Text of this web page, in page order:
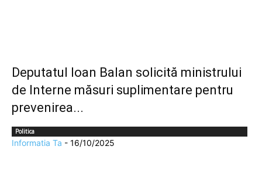
Deputatul Ioan Balan solicită ministrului
de Interne măsuri suplimentare pentru
prevenirea...
Politica
Informatia Ta - 16/10/2025